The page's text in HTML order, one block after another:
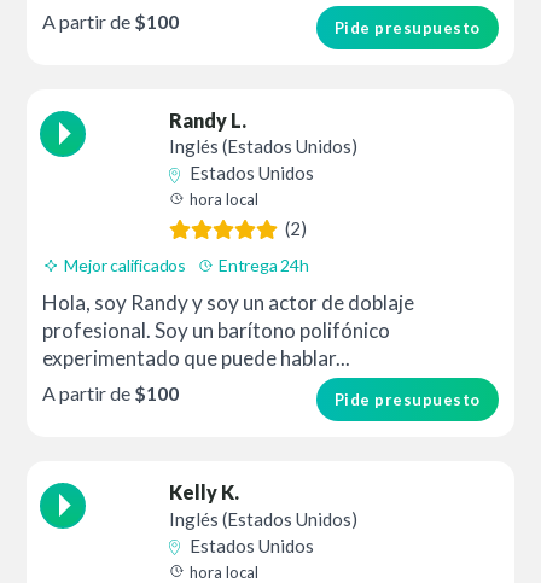
Pide presupuesto
A partir de $100
Randy L.
Inglés (Estados Unidos)
Estados Unidos
hora local
(2)
Mejor calificados Entrega 24h
Hola, soy Randy y soy un actor de doblaje
profesional. Soy un barítono polifónico
experimentado que puede hablar...
Pide presupuesto
A partir de $100
Kelly K.
Inglés (Estados Unidos)
Estados Unidos
hora local